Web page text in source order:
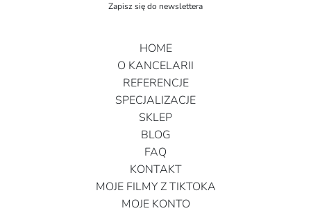
Zapisz się do newslettera
HOME
O KANCELARII
REFERENCJE
SPECJALIZACJE
SKLEP
BLOG
FAQ
KONTAKT
MOJE FILMY Z TIKTOKA
MOJE KONTO